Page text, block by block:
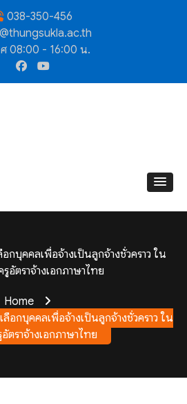
038-350-456
08:00 - 16:00 น.
กบุคคลเพื่อจ้างเป็นลูกจ้างชั่วคราว ใน
อัตราจ้างเอกภาษาไทย
Home
อกบุคคลเพื่อจ้างเป็นลูกจ้างชั่วคราว ใน
ตราจ้างเอกภาษาไทย